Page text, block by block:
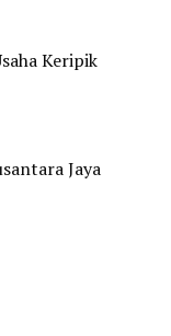
Keripik
Jaya